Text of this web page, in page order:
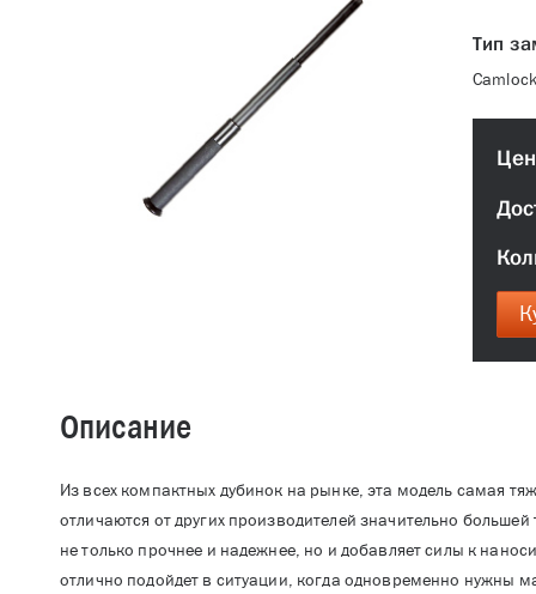
Тип
Camlock
Описание
Из всех компактных дубинок на рынке, эта модель самая
отличаются от других производителей значительно
не только прочнее и надежнее, но и добавляет силы к
отлично подойдет в ситуации, когда одновременно нужны